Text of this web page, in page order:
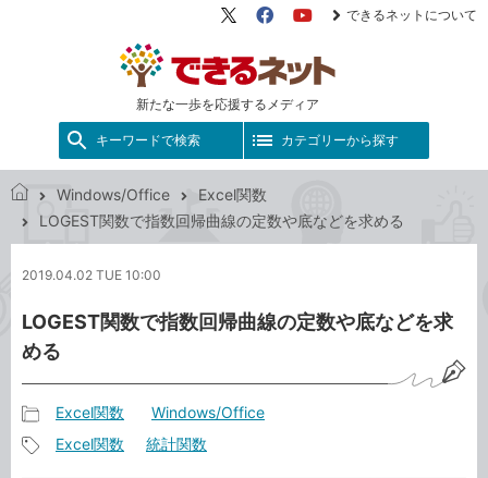
新たな一歩を応援するメディア
X（旧
FacebookYouTube
できるネットについて
キーワードで検索 カテゴリーから探す
で
ネ
ト
Windows/Office
Excel関数
LOGEST関数で指数回帰曲線の定数や底などを求める
2019.04.02 TUE 10:00
LOGEST関数で指数回帰曲線の定数や底などを求
める
事
Excel関数 Windows/Office
Excel関数 統計関数